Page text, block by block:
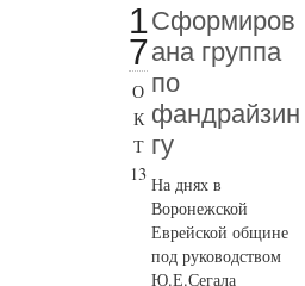
1
7
О
К
Т
13
Сформиров
ана группа
по
фандрайзин
гу
На днях в
Воронежской
Еврейской общине
под руководством
Ю.Е.Сегала